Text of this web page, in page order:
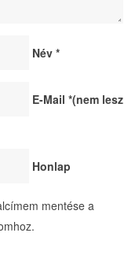
Név *
E-Mail *(nem lesz
Honlap
mentése a